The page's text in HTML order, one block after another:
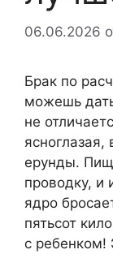
06.06.2026
Брак по
можешь
не
ясноглазая,
ерунды.
проводку, и
ядро
пятьсот
с ребенком!